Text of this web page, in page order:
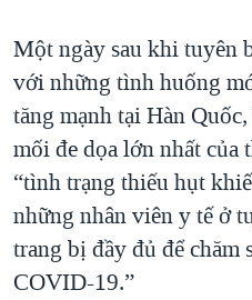
QUAN HỆ VIỆT MỸ
Một ngày sau khi tuyên
với những tình huống
tăng mạnh tại Hàn
mối đe dọa lớn nhất
“tình trạng thiếu hụt
những nhân viên y tế ở
trang bị đầy đủ để chăm
COVID-19.”